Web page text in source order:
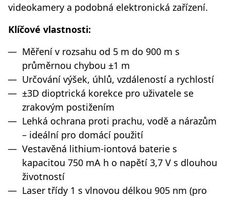
videokamery a podobná elektronická zařízení.
Klíčové vlastnosti:
Měření v rozsahu od 5 m do 900 m s
průměrnou chybou ±1 m
Určování výšek, úhlů, vzdáleností a rychlostí
±3D dioptrická korekce pro uživatele se
zrakovým postižením
Lehká ochrana proti prachu, vodě a nárazům
– ideální pro domácí použití
Vestavěná lithium-iontová baterie s
kapacitou 750 mA h o napětí 3,7 V s dlouhou
životností
Laser třídy 1 s vlnovou délkou 905 nm (pro